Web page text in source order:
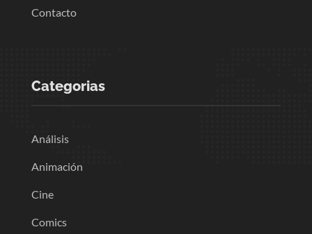
Contacto
Categorias
Análisis
Animación
Cine
Comics